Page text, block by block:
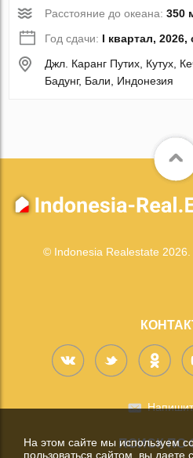
Расстояние до океана:350
Год сдачи: I квартал,
Джл. Каранг Путих, Кутух,
Бадунг, Бали, Индонезия
© Indonesia Realestate
ПОИСК ПО
На этом сайте мы используем
пользоваться сайтом, вы даете